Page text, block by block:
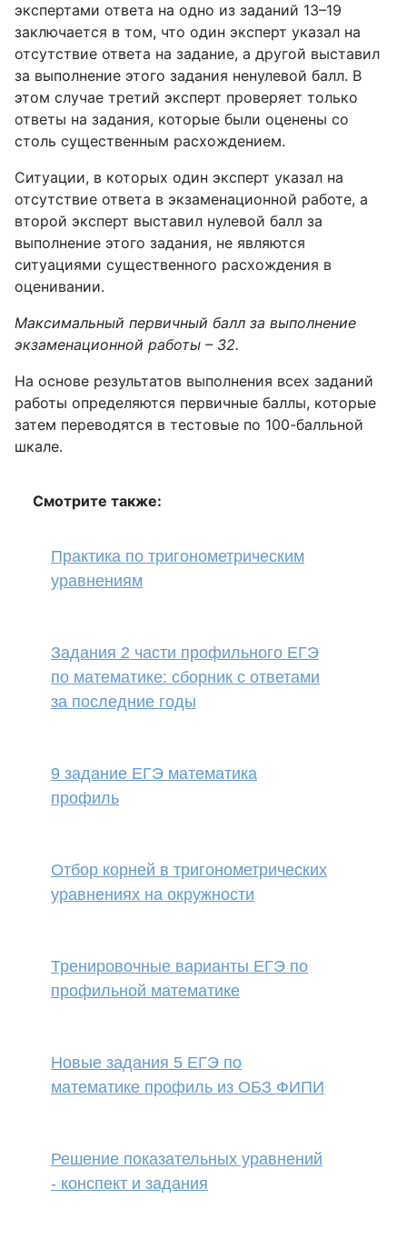
экспертами ответа на одно из заданий 13–19
заключается в том, что один эксперт указал на
отсутствие ответа на задание, а другой выставил
за выполнение этого задания ненулевой балл. В
этом случае третий эксперт проверяет только
ответы на задания, которые были оценены со
столь существенным расхождением.
Ситуации, в которых один эксперт указал на
отсутствие ответа в экзаменационной работе, а
второй эксперт выставил нулевой балл за
выполнение этого задания, не являются
ситуациями существенного расхождения в
оценивании.
Максимальный первичный балл за выполнение
экзаменационной работы – 32.
На основе результатов выполнения всех заданий
работы определяются первичные баллы, которые
затем переводятся в тестовые по 100-балльной
шкале.
Смотрите также:
Практика по тригонометрическим
уравнениям
Задания 2 части профильного ЕГЭ
по математике: сборник с ответами
за последние годы
9 задание ЕГЭ математика
профиль
Отбор корней в тригонометрических
уравнениях на окружности
Тренировочные варианты ЕГЭ по
профильной математике
Новые задания 5 ЕГЭ по
математике профиль из ОБЗ ФИПИ
Решение показательных уравнений
- конспект и задания